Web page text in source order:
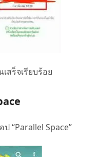
สร็จเรียบร้อย
“Parallel Space”